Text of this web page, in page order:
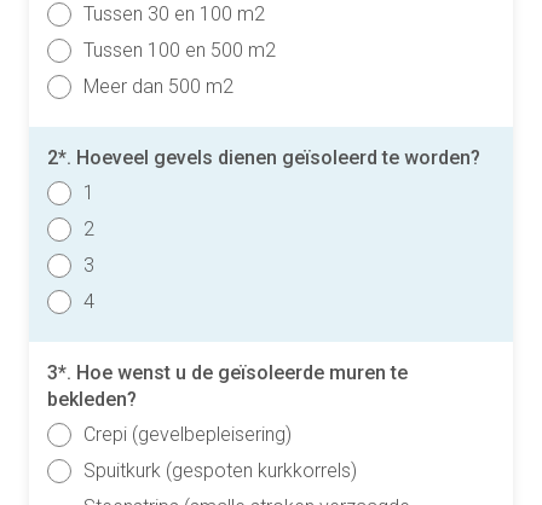
Tussen 30 en 100 m2
Tussen 100 en 500 m2
Meer dan 500 m2
2*. Hoeveel gevels dienen geïsoleerd te worden?
1
2
3
4
3*. Hoe wenst u de geïsoleerde muren te
bekleden?
Crepi (gevelbepleisering)
Spuitkurk (gespoten kurkkorrels)